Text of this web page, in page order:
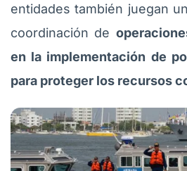
entidades también juegan
coordinación de
en la implementación de
para proteger los recursos